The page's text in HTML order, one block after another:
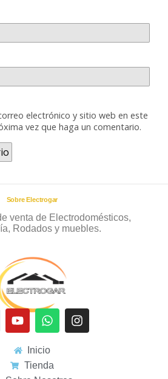
electrónico y sitio web en este
vez que haga un comentario.
Sobre Electrogar
venta de Electrodomésticos,
Rodados y muebles.
Inicio
Tienda